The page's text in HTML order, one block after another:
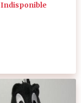
Indisponible